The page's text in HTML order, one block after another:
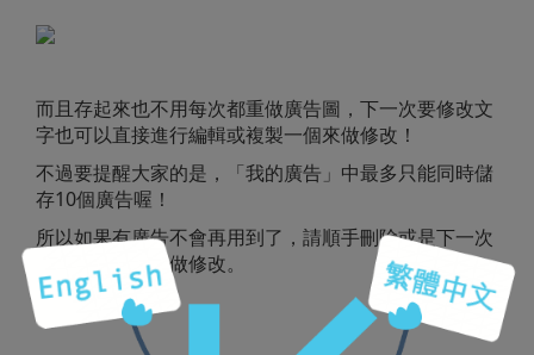
而且存起來也不用每次都重做廣告圖，下一次要修改文
字也可以直接進行編輯或複製一個來做修改！
不過要提醒大家的是，「我的廣告」中最多只能同時儲
存10個廣告喔！
所以如果有廣告不會再用到了，請順手刪除或是下一次
再用同個廣告去做修改。